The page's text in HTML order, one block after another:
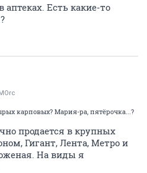
Есть какие-то
карповых? Мария-ра, пятёрочка...?
продается в крупных
Гигант, Лента, Метро и
На виды я